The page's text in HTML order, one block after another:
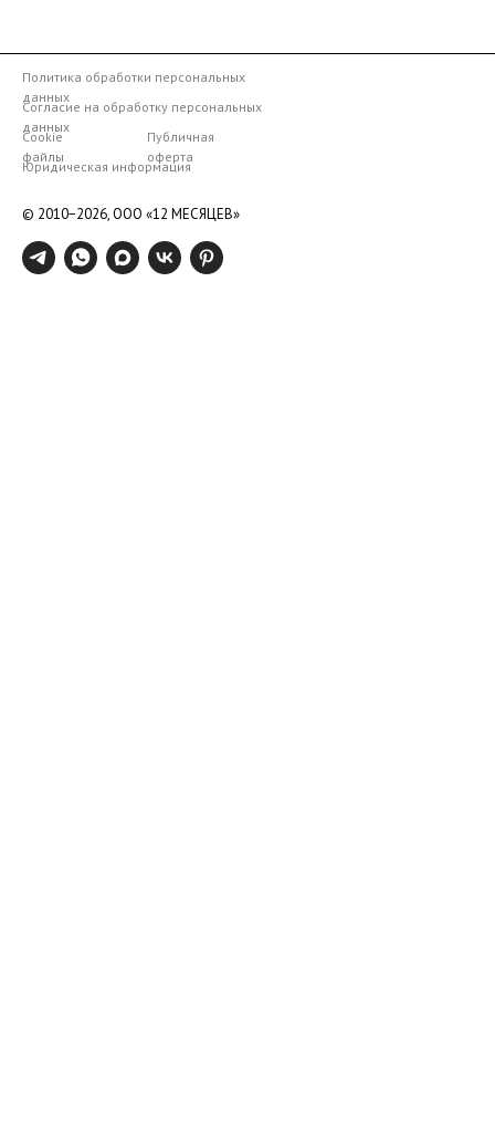
Политика обработки персональных
данных
Согласие на обработку персональных
данных
Публичная
оферта
Cookie
файлы
Юридическая информация
© 2010−2026,ООО «12 МЕСЯЦЕВ»